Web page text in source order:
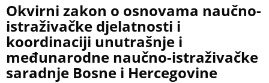
Okvirni zakon o osnovama naučno-
istraživačke djelatnosti i
koordinaciji unutrašnje i
međunarodne naučno-istraživačke
saradnje Bosne i Hercegovine